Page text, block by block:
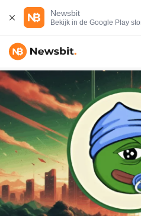
Newsbit
Bekijk in de Google Play